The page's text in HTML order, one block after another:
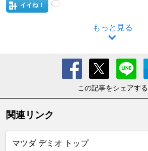
イイね！
もっと見る
この記事をシェアする
関連リンク
マツダ デミオ トップ